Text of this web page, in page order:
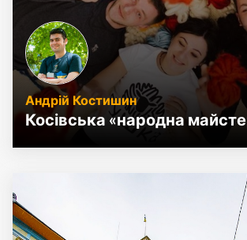
Андрій Костишин
Косівська «народна